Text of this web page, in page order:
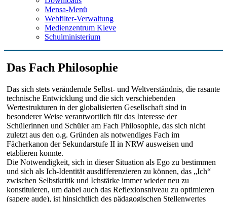
Mensa-Menü
Webfilter-Verwaltung
Medienzentrum Kleve
Schulministerium
Das Fach Philosophie
Das sich stets verändernde Selbst- und Weltverständnis, die rasante
technische Entwicklung und die sich verschiebenden
Wertestrukturen in der globalisierten Gesellschaft sind in
besonderer Weise verantwortlich für das Interesse der
Schülerinnen und Schüler am Fach Philosophie, das sich nicht
zuletzt aus den o.g. Gründen als notwendiges Fach im
Fächerkanon der Sekundarstufe II in NRW ausweisen und
etablieren konnte.
Die Notwendigkeit, sich in dieser Situation als Ego zu bestimmen
und sich als Ich-Identität ausdifferenzieren zu können, das „Ich“
zwischen Selbstkritik und Ichstärke immer wieder neu zu
konstituieren, um dabei auch das Reflexionsniveau zu optimieren
(sapere aude), ist hinsichtlich des pädagogischen Stellenwertes